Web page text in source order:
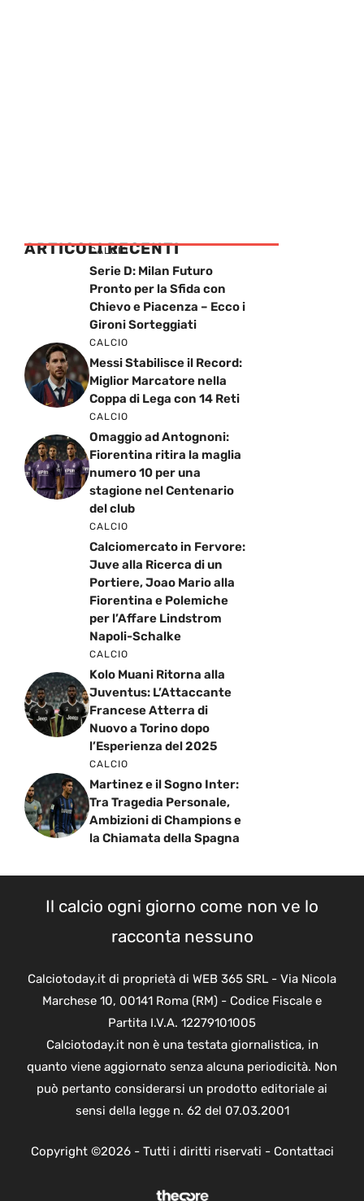
ARTICOLI RECENTI
CALCIO
Serie D: Milan Futuro
Pronto per la Sfida con
Chievo e Piacenza – Ecco i
Gironi Sorteggiati
CALCIO
Messi Stabilisce il Record:
Miglior Marcatore nella
Coppa di Lega con 14 Reti
CALCIO
Omaggio ad Antognoni:
Fiorentina ritira la maglia
numero 10 per una
stagione nel Centenario
del club
CALCIO
Calciomercato in Fervore:
Juve alla Ricerca di un
Portiere, Joao Mario alla
Fiorentina e Polemiche
per l’Affare Lindstrom
Napoli-Schalke
CALCIO
Kolo Muani Ritorna alla
Juventus: L’Attaccante
Francese Atterra di
Nuovo a Torino dopo
l’Esperienza del 2025
CALCIO
Martinez e il Sogno Inter:
Tra Tragedia Personale,
Ambizioni di Champions e
la Chiamata della Spagna
Il calcio ogni giorno come non ve lo
racconta nessuno
Calciotoday.it di proprietà di WEB 365 SRL - Via Nicola
Marchese 10, 00141 Roma (RM) - Codice Fiscale e
Partita I.V.A. 12279101005
Calciotoday.it non è una testata giornalistica, in
quanto viene aggiornato senza alcuna periodicità. Non
può pertanto considerarsi un prodotto editoriale ai
sensi della legge n. 62 del 07.03.2001
Copyright ©2026 - Tutti i diritti riservati - Contattaci